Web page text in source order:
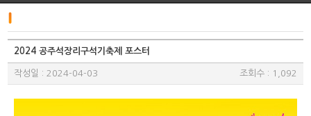
2024 공주석장리구석기축제 포스터
작성일 : 2024-04-03 조회수 : 1,092